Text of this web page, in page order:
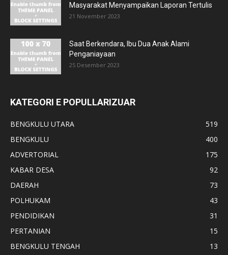
Masyarakat Menyampaikan Laporan Tertulis
21 November 2023
Saat Berkendara, Ibu Dua Anak Alami
Penganiayaan
25 Desember 2023
KATEGORI E POPULLARIZUAR
BENGKULU UTARA
519
BENGKULU
400
ADVERTORIAL
175
KABAR DESA
92
DAERAH
73
POLHUKAM
43
PENDIDIKAN
31
PERTANIAN
15
BENGKULU TENGAH
13